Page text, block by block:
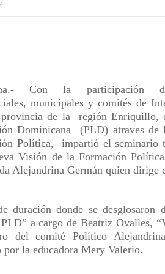
Con la participación
municipales y comités de
provincia de la región Enriquillo,
Dominicana (PLD) atraves de
Política, impartió el seminario
Visión de la Formación
Alejandrina Germán quien dirige
donde se desglosaron
a cargo de Beatriz Ovalles,
del comité Político
la educadora Mery Valerio.